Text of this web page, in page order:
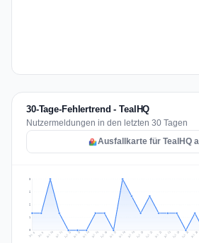
30-Tage-Fehlertrend - TealHQ
Nutzermeldungen in den letzten 30 Tagen
Ausfallkarte für TealHQ
1
2
2
3
Jul 8 Jul 9 Jul 10 Jul 11 Jul 12 Jul 13 Jul 14 Jul 15 Jul 16 Jul 17 Jul 18 Jul 19 Jul 20 Jul 21 Jul 22 Jul 23 Jul 24 Jul 25 Jul 26